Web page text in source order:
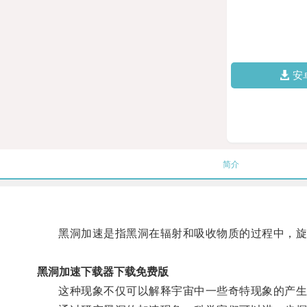
安
简介
黑洞加速是指黑洞在辐射和吸收物质的过程中，旋
黑洞加速下载器下载免费版
这种现象不仅可以解释宇宙中一些奇特现象的产生